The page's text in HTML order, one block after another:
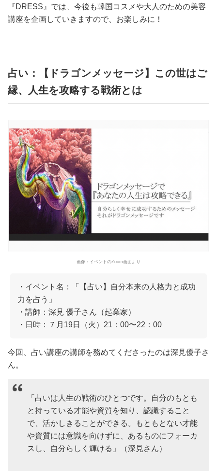
『DRESS』では、今後も韓国コスメや大人のための美容
講座を企画していきますので、お楽しみに！
占い：【ドラゴンメッセージ】この世はご
縁、人生を攻略する戦術とは
画像：イベントのZoom画面より
・イベント名：「【占い】自分本来の人格力と成功
力を占う」
・講師：深見 優子さん（起業家）
・日時：７月19日（火）21：00〜22：00
今回、占い講座の講師を務めてくださったのは深見優子さ
ん。
「占いは人生の戦術のひとつです。自分のもとも
と持っている才能や資質を知り、認識すること
で、活かしきることができる。もともとない才能
や資質には意識を向けずに、あるものにフォーカ
スし、自分らしく輝ける」（深見さん）